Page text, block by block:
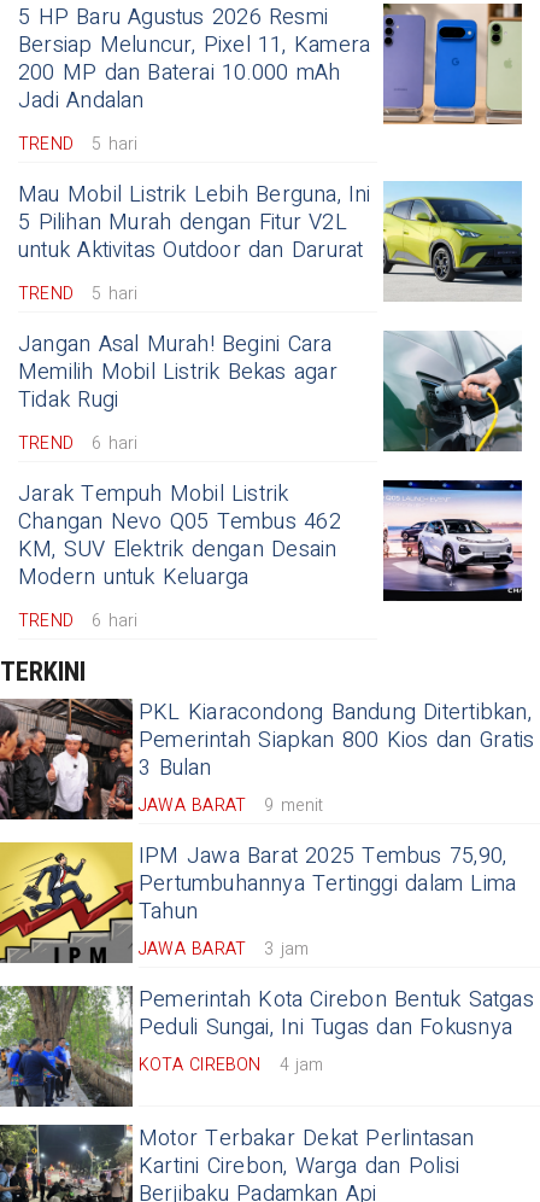
5 HP Baru Agustus 2026 Resmi
Bersiap Meluncur, Pixel 11, Kamera
200 MP dan Baterai 10.000 mAh
Jadi Andalan
TREND 5 hari
Mau Mobil Listrik Lebih Berguna, Ini
5 Pilihan Murah dengan Fitur V2L
untuk Aktivitas Outdoor dan Darurat
TREND 5 hari
Jangan Asal Murah! Begini Cara
Memilih Mobil Listrik Bekas agar
Tidak Rugi
TREND 6 hari
Jarak Tempuh Mobil Listrik
Changan Nevo Q05 Tembus 462
KM, SUV Elektrik dengan Desain
Modern untuk Keluarga
TREND 6 hari
TERKINI
PKL Kiaracondong Bandung Ditertibkan,
Pemerintah Siapkan 800 Kios dan Gratis
3 Bulan
JAWA BARAT 9 menit
IPM Jawa Barat 2025 Tembus 75,90,
Pertumbuhannya Tertinggi dalam Lima
Tahun
JAWA BARAT 3 jam
Pemerintah Kota Cirebon Bentuk Satgas
Peduli Sungai, Ini Tugas dan Fokusnya
KOTA CIREBON 4 jam
Motor Terbakar Dekat Perlintasan
Kartini Cirebon, Warga dan Polisi
Berjibaku Padamkan Api